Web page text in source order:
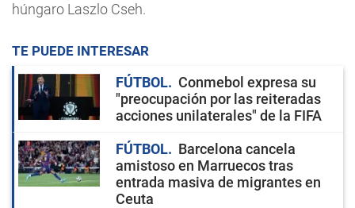
húngaro Laszlo Cseh.
TE PUEDE INTERESAR
FÚTBOL
Conmebol expresa su
"preocupación por las reiteradas
acciones unilaterales" de la FIFA
FÚTBOL
Barcelona cancela
amistoso en Marruecos tras
entrada masiva de migrantes en
Ceuta